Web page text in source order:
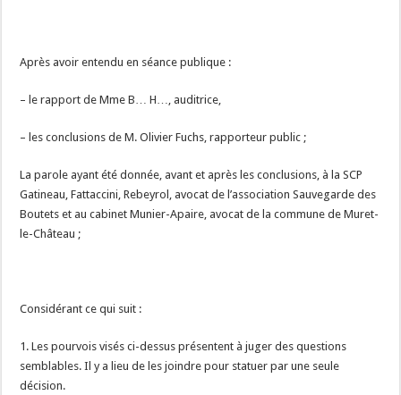
Après avoir entendu en séance publique :
– le rapport de Mme B… H…, auditrice,
– les conclusions de M. Olivier Fuchs, rapporteur public ;
La parole ayant été donnée, avant et après les conclusions, à la SCP
Gatineau, Fattaccini, Rebeyrol, avocat de l’association Sauvegarde des
Boutets et au cabinet Munier-Apaire, avocat de la commune de Muret-
le-Château ;
Considérant ce qui suit :
1. Les pourvois visés ci-dessus présentent à juger des questions
semblables. Il y a lieu de les joindre pour statuer par une seule
décision.